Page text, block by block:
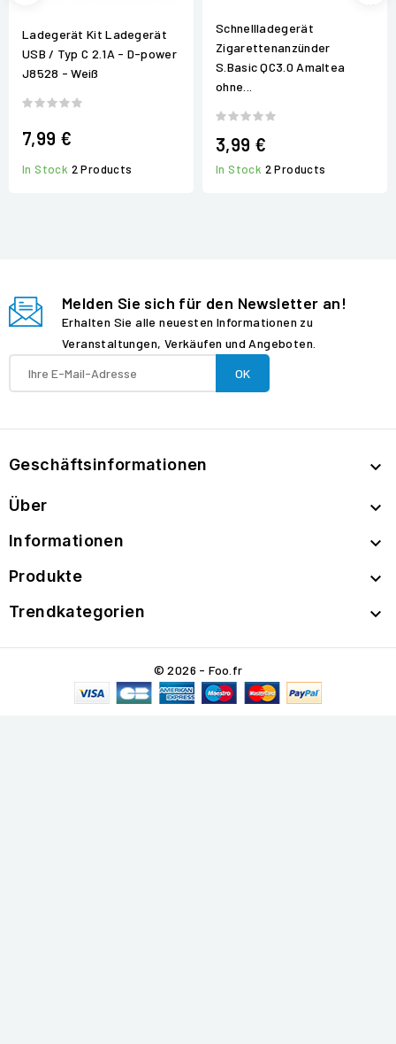
Ladegerät Kit Ladegerät
USB / Typ C 2.1A - D-power
J8528 - Weiß
7,99 €
In Stock 2 Products
Schnellladegerät
Zigarettenanzünder
S.Basic QC3.0 Amaltea
ohne...
3,99 €
In Stock 2 Products
Melden Sie sich für den Newsletter an!
Erhalten Sie alle neuesten Informationen zu
Veranstaltungen, Verkäufen und Angeboten.
Geschäftsinformationen 
Über 
Informationen 
Produkte 
Trendkategorien 
© 2026 - Foo.fr